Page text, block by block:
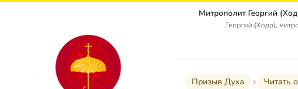
Георгий (Ходр),
Призыв Духа Читать